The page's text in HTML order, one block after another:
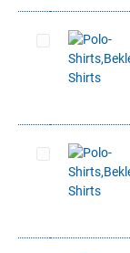
Artikel
Artikel